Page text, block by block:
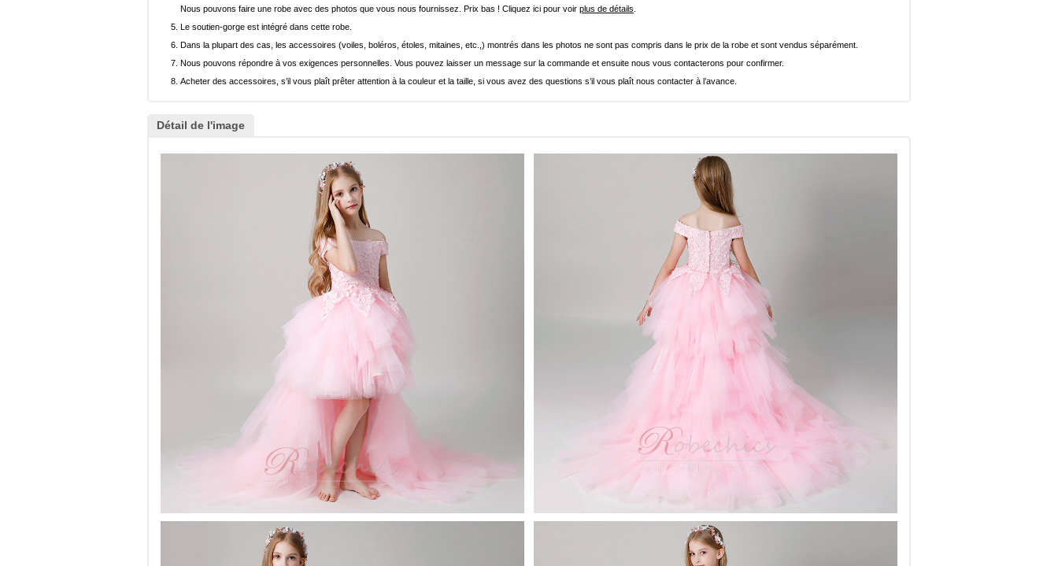
Nous pouvons faire une robe avec des photos que vous nous fournissez. Prix bas ! Cliquez ici pour voir plus de détails
Le soutien-gorge est intégré dans cette robe.
Dans la plupart des cas, les accessoires (voiles, boléros, étoles, mitaines, etc.,) montrés dans les photos ne sont pas compris dans le prix de la robe et sont vendus séparément.
Nous pouvons répondre à vos exigences personnelles. Vous pouvez laisser un message sur la commande et ensuite nous vous contacterons pour confirmer.
Acheter des accessoires, s’il vous plaît prêter attention à la couleur et la taille, si vous avez des questions s’il vous plaît nous contacter à l’avance.
Détail de l'image